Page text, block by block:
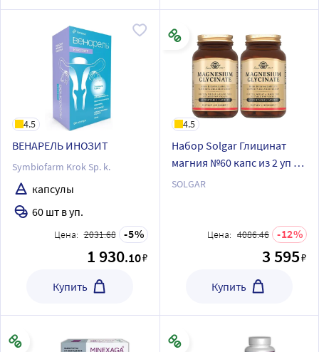
4.5
ВЕНАРЕЛЬ ИНОЗИТ
Symbiofarm Krok Sp. k.
капсулы
60 шт в уп.
Цена: 2031.68 5
1 930.10₽
Купить
4.5
Набор Solgar Глицинат
магния №60 капс из 2 уп со
скидкой
SOLGAR
Цена: 4086.46 12
3 595₽
Купить